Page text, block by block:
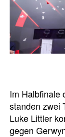
Im Halbfinale
standen zwei
Luke Littler
gegen